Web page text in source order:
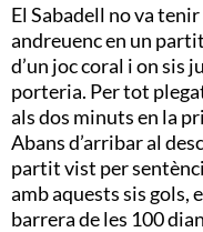
El Sabadell no va
andreuenc en un
d’un joc coral i on sis
porteria. Per tot
als dos minuts en la
Abans d’arribar al
partit vist per
amb aquests sis gols,
barrera de les 100